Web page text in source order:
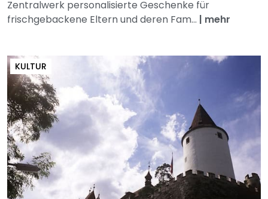
Zentralwerk personalisierte Geschenke für
frischgebackene Eltern und deren Fam... | mehr
KULTUR